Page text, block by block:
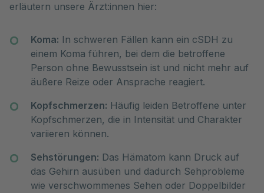
erläutern unsere Ärzt:innen hier:
Koma: In schweren Fällen kann ein cSDH zu
einem Koma führen, bei dem die betroffene
Person ohne Bewusstsein ist und nicht mehr auf
äußere Reize oder Ansprache reagiert.
Kopfschmerzen: Häufig leiden Betroffene unter
Kopfschmerzen, die in Intensität und Charakter
variieren können.
Sehstörungen: Das Hämatom kann Druck auf
das Gehirn ausüben und dadurch Sehprobleme
wie verschwommenes Sehen oder Doppelbilder